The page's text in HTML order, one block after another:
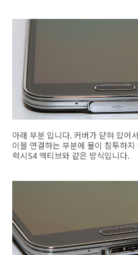
아래 부분 입니다. 커버가 닫혀 있어
이블 연결하는 부분에 물이 침투하
럭시S4 액티브와 같은 방식입니다.